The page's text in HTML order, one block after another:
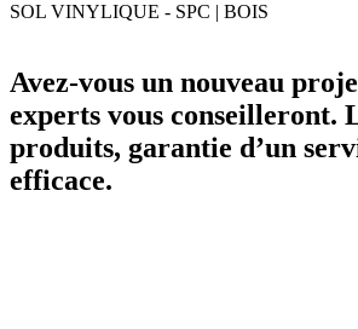
SOL VINYLIQUE - SPC | BOIS
Avez-vous un nouveau
experts vous conseilleront.
produits, garantie d’un
efficace.